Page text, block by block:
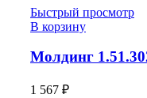
Быстрый просмотр
В корзину
Молдинг
1 567 ₽